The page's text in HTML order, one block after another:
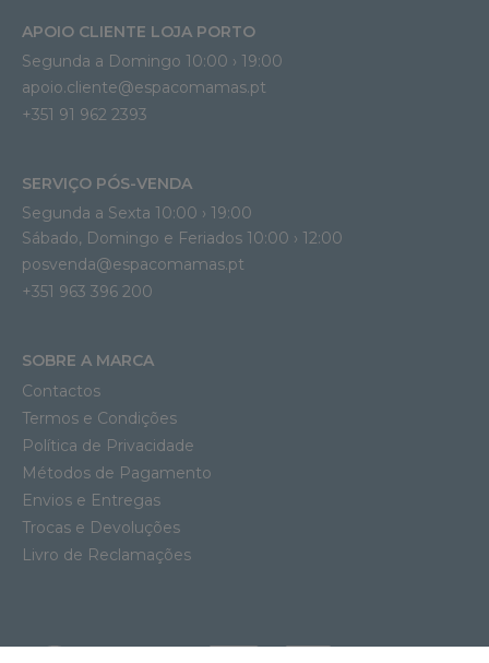
APOIO CLIENTE LOJA PORTO
Segunda a Domingo 10:00 › 19:00
apoio.cliente@espacomamas.pt
+351 91 962 2393
SERVIÇO PÓS-VENDA
Segunda a Sexta 10:00 › 19:00
Sábado, Domingo e Feriados 10:00 › 12:00
posvenda@espacomamas.pt
+351 963 396 200
SOBRE A MARCA
Contactos
Termos e Condições
Política de Privacidade
Métodos de Pagamento
Envios e Entregas
Trocas e Devoluções
Livro de Reclamações